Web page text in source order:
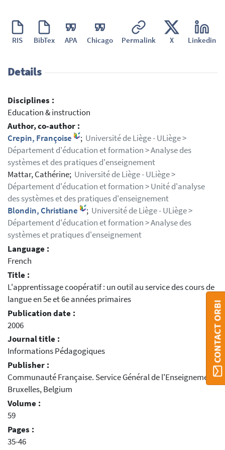
RIS BibTex APA Chicago Permalink X Linkedin
Details
Disciplines :
Education & instruction
Author, co-author :
Crepin, Françoise
; Université de Liège - ULiège >
Département d'éducation et formation > Analyse des
systèmes et des pratiques d'enseignement
Mattar, Cathérine; Université de Liège - ULiège >
Département d'éducation et formation > Unité d'analyse
des systèmes et des pratiques d'enseignement
Blondin, Christiane
; Université de Liège - ULiège >
Département d'éducation et formation > Analyse des
systèmes et pratiques d'enseignement
Language :
French
Title :
L'apprentissage coopératif : un outil au service des cours de
langue en 5e et 6e années primaires
Publication date :
2006
Journal title :
Informations Pédagogiques
Publisher :
Communauté Française. Service Général de l'Enseignement,
Bruxelles, Belgium
Volume :
59
Pages :
35-46
CONTACT ORBI